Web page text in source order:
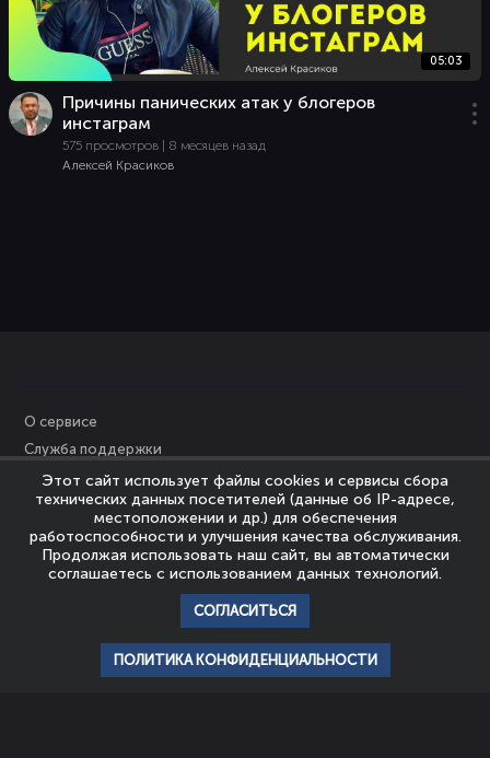
05:03
Причины панических атак у блогеров
инстаграм
575 просмотров | 8 месяцев назад
Алексей Красиков
О сервисе
Служба поддержки
Персональные данные
Политика Cookies
Пользовательское соглашение
Политика конфиденциальности
© Nevrozy-Megapolisa, 2023
Все права защищены
профиль популярное история
Этот сайт использует файлы cookies и сервисы сбора
технических данных посетителей (данные об IP-адресе,
местоположении и др.) для обеспечения
работоспособности и улучшения качества обслуживания.
Продолжая использовать наш сайт, вы автоматически
соглашаетесь с использованием данных технологий.
СОГЛАСИТЬСЯ
ПОЛИТИКА КОНФИДЕНЦИАЛЬНОСТИ